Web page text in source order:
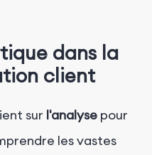
dans la
client
sur l'analyse pour
les vastes